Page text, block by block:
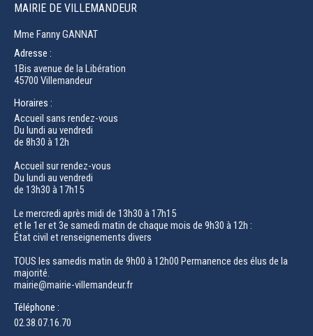
MAIRIE DE VILLEMANDEUR
Mme Fanny GANNAT
Adresse :
1Bis avenue de la Libération
45700 Villemandeur
Horaires :
Accueil sans rendez-vous
Du lundi au vendredi
de 8h30 à 12h
Accueil sur rendez-vous
Du lundi au vendredi
de 13h30 à 17h15
Le mercredi après midi de 13h30 à 17h15
et le 1er et 3e samedi matin de chaque mois de 9h30 à 12h :
État civil et renseignements divers
TOUS les samedis matin de 9h00 à 12h00 Permanence des élus de la
majorité.
mairie@mairie-villemandeur.fr
Téléphone :
02.38.07.16.70